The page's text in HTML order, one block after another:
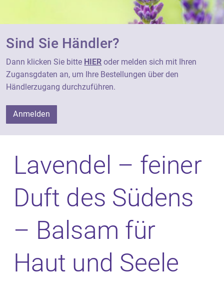
Sind Sie Händler?
Dann klicken Sie bitte HIER oder melden sich mit Ihren
Zugansgdaten an, um Ihre Bestellungen über den
Händlerzugang durchzuführen.
Anmelden
Lavendel – feiner
Duft des Südens
– Balsam für
Haut und Seele